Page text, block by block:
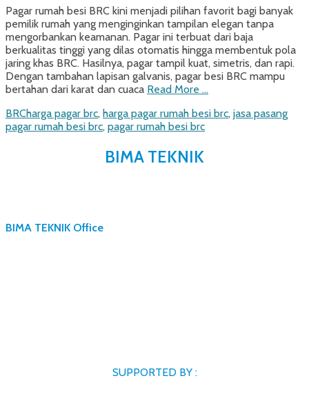
Pagar rumah besi BRC kini menjadi pilihan favorit bagi banyak
pemilik rumah yang menginginkan tampilan elegan tanpa
mengorbankan keamanan. Pagar ini terbuat dari baja
berkualitas tinggi yang dilas otomatis hingga membentuk pola
jaring khas BRC. Hasilnya, pagar tampil kuat, simetris, dan rapi.
Dengan tambahan lapisan galvanis, pagar besi BRC mampu
bertahan dari karat dan cuaca Read More …
Categories
BRCTags
harga pagar brc, harga pagar rumah besi brc, jasa pasang
pagar rumah besi brc, pagar rumah besi brc
BIMA TEKNIK
BIMA TEKNIK Office
SUPPORTED BY :